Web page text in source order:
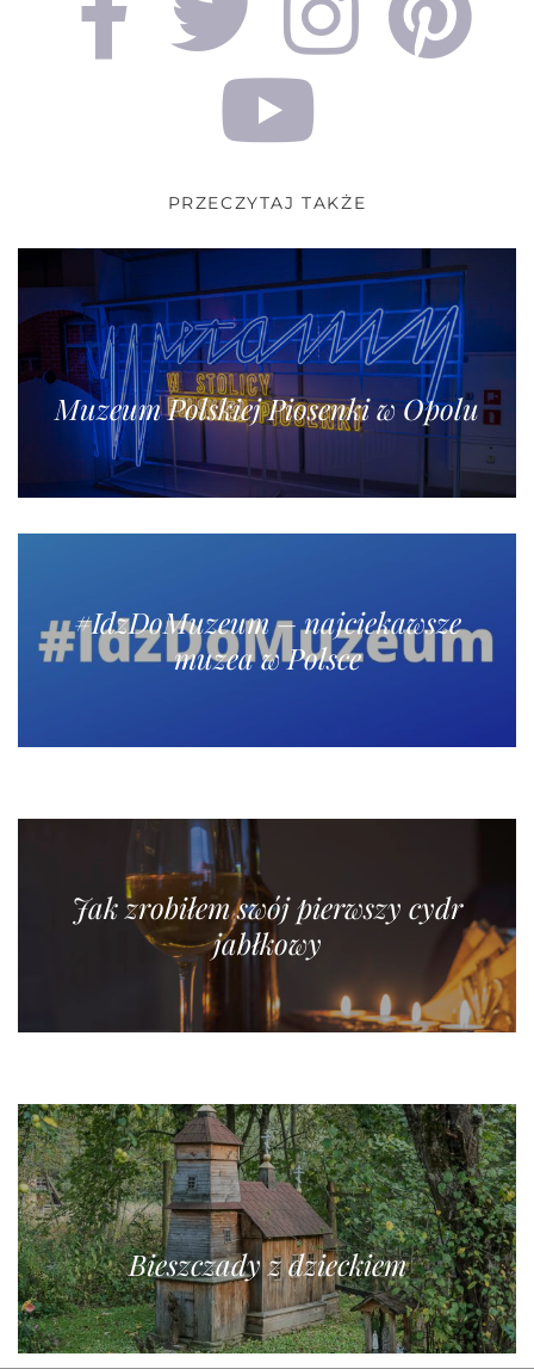
PRZECZYTAJ TAKŻE
Muzeum Polskiej Piosenki w Opolu
#IdzDoMuzeum – najciekawsze
muzea w Polsce
Jak zrobiłem swój pierwszy cydr
jabłkowy
Bieszczady z dzieckiem